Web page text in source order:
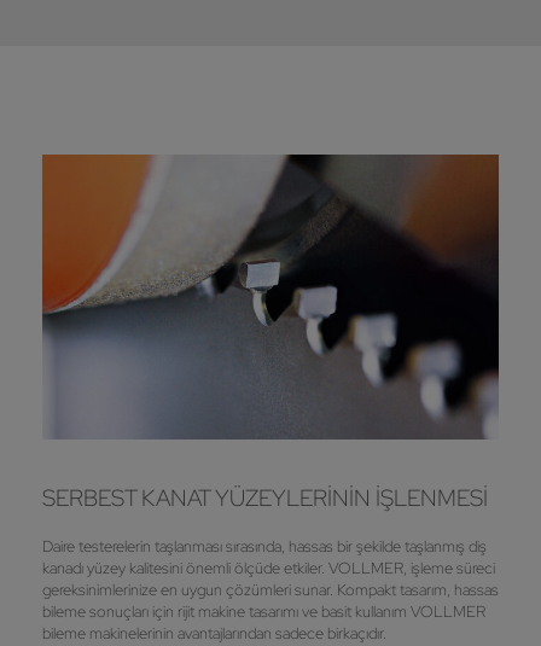
SERBEST KANAT YÜZEYLERININ IŞLENMESI
Daire testerelerin taşlanması sırasında, hassas bir şekilde taşlanmış diş
kanadı yüzey kalitesini önemli ölçüde etkiler. VOLLMER, işleme süreci
gereksinimlerinize en uygun çözümleri sunar. Kompakt tasarım, hassas
bileme sonuçları için rijit makine tasarımı ve basit kullanım VOLLMER
bileme makinelerinin avantajlarından sadece birkaçıdır.